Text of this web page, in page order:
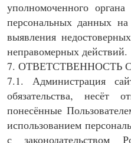
уполномоченного
персональных данных
выявления
неправомерных действий.
7. ОТВЕТСТВЕННОСТЬ
7.1. Администрация
обязательства, несёт
понесённые
использованием
с законодательством